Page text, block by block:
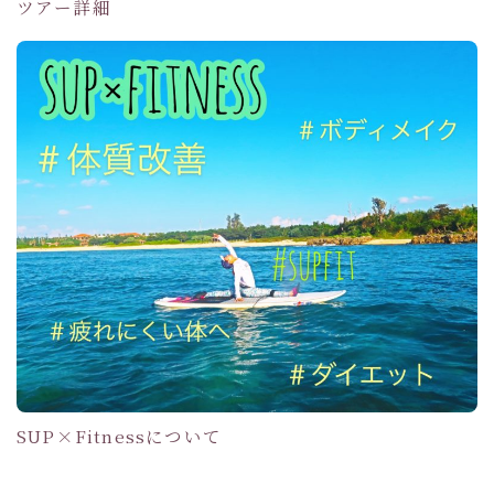
ツアー詳細
SUP×Fitnessについて